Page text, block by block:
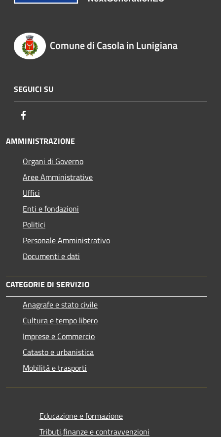
Comune di Casola in Lunigiana
SEGUICI SU
AMMINISTRAZIONE
Organi di Governo
Aree Amministrative
Uffici
Enti e fondazioni
Politici
Personale Amministrativo
Documenti e dati
CATEGORIE DI SERVIZIO
Anagrafe e stato civile
Cultura e tempo libero
Imprese e Commercio
Catasto e urbanistica
Mobilità e trasporti
Educazione e formazione
Tributi,finanze e contravvenzioni